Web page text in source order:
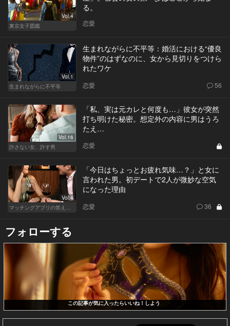
Vol.4
東京女子図鑑
る。
恋愛
Vol.1
生まれながらに不平等
生まれながらに不平等：婚活における“優良
物件”のはずなのに、女から見切りをつけら
れたワケ
恋愛 56
Vol.16
許さない女、許す男
「私、実は元カレと何度も…」彼女が突然
打ち明けた秘密。想定外の内容に男はうろ
たえ…
恋愛
Vol.4
マッチングアプリの答えあわせ【Q】
「今日はちょっとお疲れ気味…？」と女に
言われた男。初デートで2人が微妙な空気
になった理由
恋愛 36
フォローする
この記事が気に入ったらいいね！しよう